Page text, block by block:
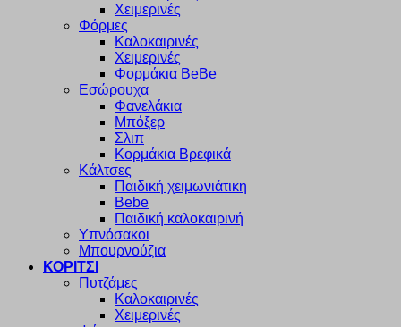
Χειμερινές
Φόρμες
Καλοκαιρινές
Χειμερινές
Φορμάκια BeBe
Εσώρουχα
Φανελάκια
Μπόξερ
Σλιπ
Κορμάκια Βρεφικά
Κάλτσες
Παιδική χειμωνιάτικη
Bebe
Παιδική καλοκαιρινή
Υπνόσακοι
Μπουρνούζια
ΚΟΡΙΤΣΙ
Πυτζάμες
Καλοκαιρινές
Χειμερινές